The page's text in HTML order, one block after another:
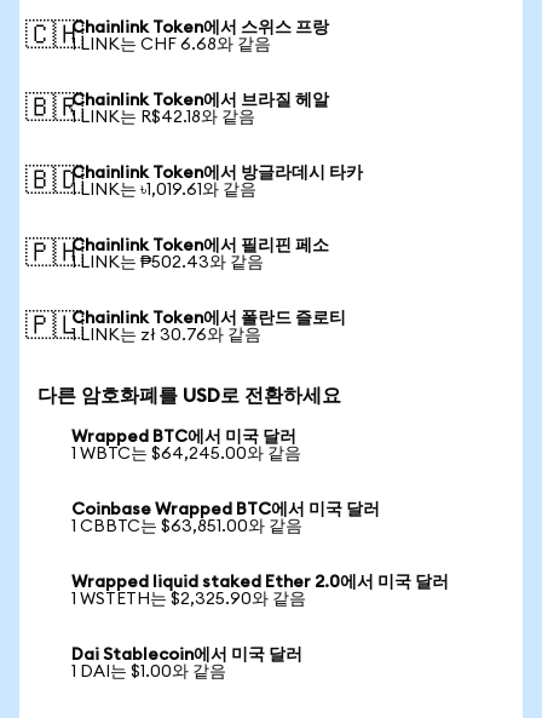
🇨🇭Chainlink Token에서 스위스 프랑
1 LINK는 CHF 6.68와 같음
🇧🇷Chainlink Token에서 브라질 헤알
1 LINK는 R$42.18와 같음
🇧🇩Chainlink Token에서 방글라데시 타카
1 LINK는 ৳1,019.61와 같음
🇵🇭Chainlink Token에서 필리핀 페소
1 LINK는 ₱502.43와 같음
🇵🇱Chainlink Token에서 폴란드 즐로티
1 LINK는 zł 30.76와 같음
다른 암호화폐를 USD로 전환하세요
Wrapped BTC에서 미국 달러
1 WBTC는 $64,245.00와 같음
Coinbase Wrapped BTC에서 미국 달러
1 CBBTC는 $63,851.00와 같음
Wrapped liquid staked Ether 2.0에서 미국 달러
1 WSTETH는 $2,325.90와 같음
Dai Stablecoin에서 미국 달러
1 DAI는 $1.00와 같음